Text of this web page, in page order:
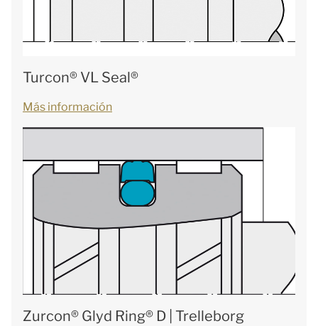
Turcon® VL Seal®
Más información
Zurcon® Glyd Ring® D | Trelleborg